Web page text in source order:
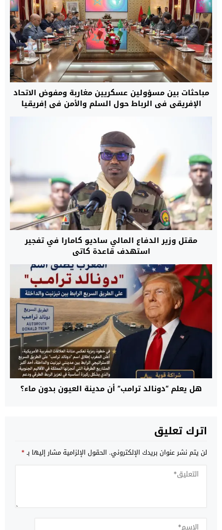
مباحثات بين مسؤولين عسكريين مغاربة ومفوض الاتحاد
الإفريقي في الرباط حول السلم والأمن في إفريقيا
مقتل وزير الدفاع المالي ساديو كامارا في تفجير
استهدف قاعدة كاتي
هل يعلم “دونالد ترامب” أن مدينة العيون بدون ماء؟
اترك تعليق
لن يتم نشر عنوان بريدك الإلكتروني. الحقول الإلزامية مشار إليها بـ*